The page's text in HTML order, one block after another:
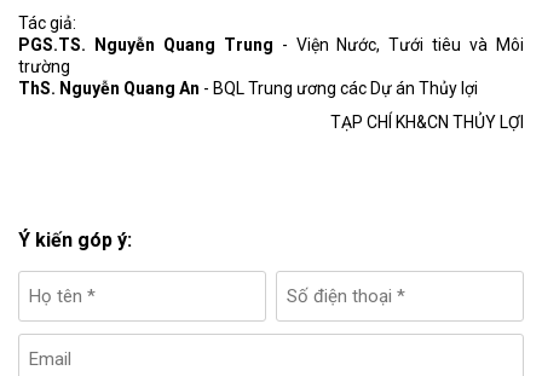
Tác giả:
PGS.TS. Nguyễn Quang Trung - Viện Nước, Tưới tiêu và Môi
trường
ThS. Nguyễn Quang An - BQL Trung ương các Dự án Thủy lợi
TẠP CHÍ KH&CN THỦY LỢI
Ý kiến góp ý: